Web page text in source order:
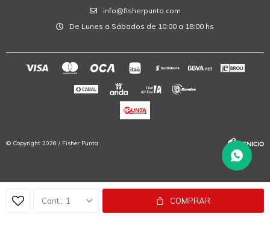
1 COMPRAR
info@fisherpunta.com
De Lunes a Sábados de 10:00 a 18:00 hs
© Copyright 2026 / Fisher Punta